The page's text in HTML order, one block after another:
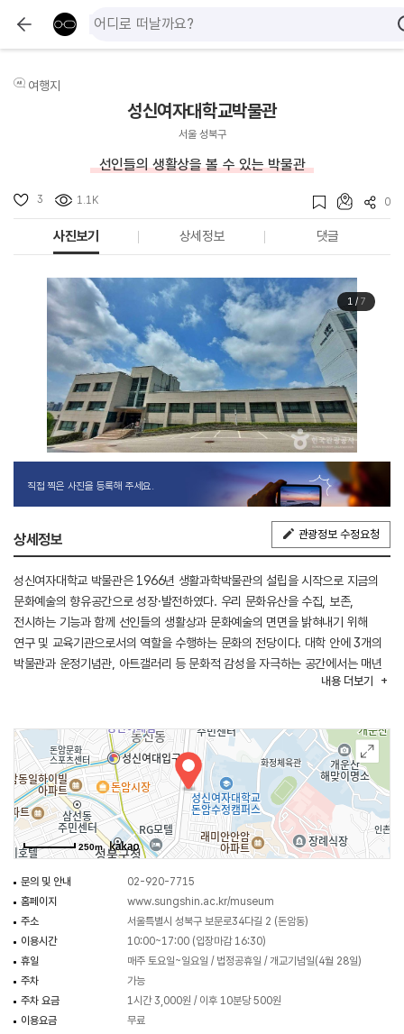
여행지
성신여자대학교박물관
서울 성북구
선인들의 생활상을 볼 수 있는 박물관
3 1.1K 0
사진보기 상세정보 댓글
1/ 7
직접 찍은 사진을 등록해 주세요.
상세정보 관광정보 수정요청
성신여자대학교 박물관은 1966년 생활과학박물관의 설립을 시작으로 지금의
문화예술의 향유공간으로 성장·발전하였다. 우리 문화유산을 수집, 보존,
전시하는 기능과 함께 선인들의 생활상과 문화예술의 면면을 밝혀내기 위해
연구 및 교육기관으로서의 역할을 수행하는 문화의 전당이다. 대학 안에 3개의
박물관과 운정기념관, 아트갤러리 등 문화적 감성을 자극하는 공간에서는 매년
다양한 전시와 프로그램을 운영하고 있으며, 이를 통해 지역주민과 교직원 및
내용 더보기
250m
문의 및 안내
02-920-7715
홈페이지
www.sungshin.ac.kr/museum
주소
서울특별시 성북구 보문로34다길 2 (돈암동)
이용시간
10:00~17:00 (입장마감 16:30)
휴일
매주 토요일~일요일 / 법정공휴일 / 개교기념일(4월 28일)
주차
가능
주차 요금
1시간 3,000원 / 이후 10분당 500원
이용요금
무료